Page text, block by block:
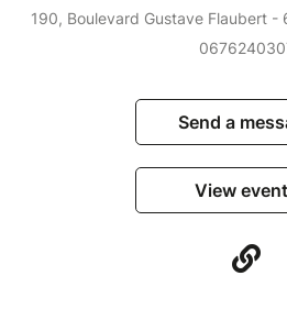
190, Boulevard Gustave Flaubert -
Send a
View